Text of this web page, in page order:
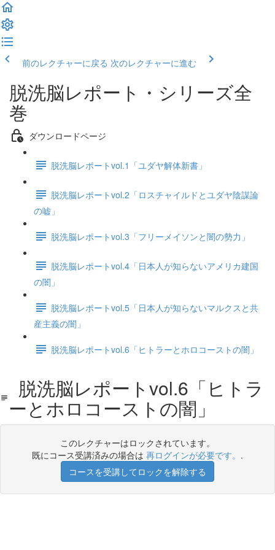
前のレクチャーに戻る 次のレクチャーに進む
脱洗脳レポート・シリーズ全
巻
ダウンロードページ
脱洗脳レポートvol.1「ユダヤ解体新書」
脱洗脳レポートvol.2「ロスチャイルドとユダヤ陰謀論
の嘘」
脱洗脳レポートvol.3「フリーメイソンと闇の勢力」
脱洗脳レポートvol.4「日本人が知らないアメリカ建国
の闇」
脱洗脳レポートvol.5「日本人が知らないマルクスと共
産主義の闇」
脱洗脳レポートvol.6「ヒトラーとホロコーストの闇」
脱洗脳レポートvol.6「ヒトラ
ーとホロコーストの闇」
このレクチャーはロックされています。
既にコース受講済みの場合は 再ログインが必要です。 .
コースを受講してロックを解除する